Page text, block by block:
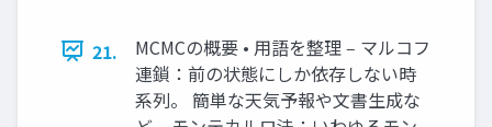
21.
MCMCの概要 • 用語を整理 ‒ マルコフ
連鎖：前の状態にしか依存しない時
系列。 簡単な天気予報や文書生成な